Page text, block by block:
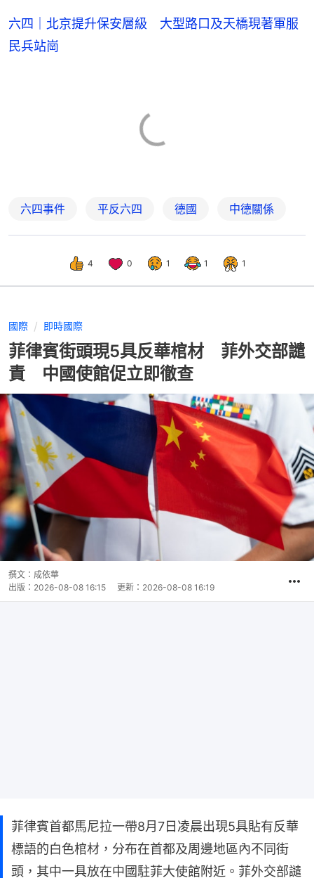
六四｜北京提升保安層級 大型路口及天橋現著軍服
民兵站崗
六四事件 平反六四 德國 中德關係
4 0 1 1 1
國際 即時國際
菲律賓街頭現5具反華棺材 菲外交部譴
責 中國使館促立即徹查
撰文： 成依華
出版： 2026-08-08 16:15 更新： 2026-08-08 16:19
菲律賓首都馬尼拉一帶8月7日凌晨出現5具貼有反華
標語的白色棺材，分布在首都及周邊地區內不同街
頭，其中一具放在中國駐菲大使館附近。菲外交部譴